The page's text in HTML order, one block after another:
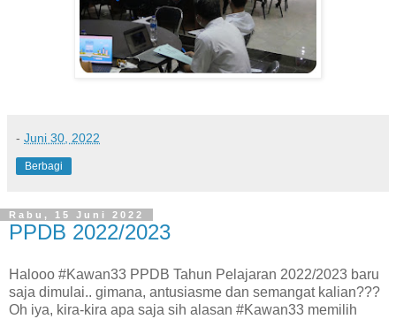
- Juni 30, 2022
Berbagi
Rabu, 15 Juni 2022
PPDB 2022/2023
Halooo #Kawan33 PPDB Tahun Pelajaran 2022/2023 baru
saja dimulai.. gimana, antusiasme dan semangat kalian???
Oh iya, kira-kira apa saja sih alasan #Kawan33 memilih